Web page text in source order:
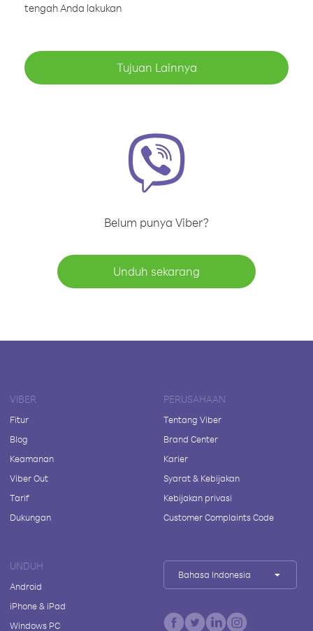
tengah Anda lakukan
Tujuan Lainnya
Belum punya Viber?
Unduh sekarang
VIBER
Fitur
Blog
Keamanan
Viber Out
Tarif
Dukungan
PERUSAHAAN
Tentang Viber
Brand Center
Karier
Syarat & Kebijakan
Kebijakan privasi
Customer Complaints Code
UNDUH
Android
iPhone & iPad
Windows PC
Bahasa Indonesia